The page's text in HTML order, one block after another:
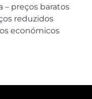
– preços baratos
reduzidos
económicos